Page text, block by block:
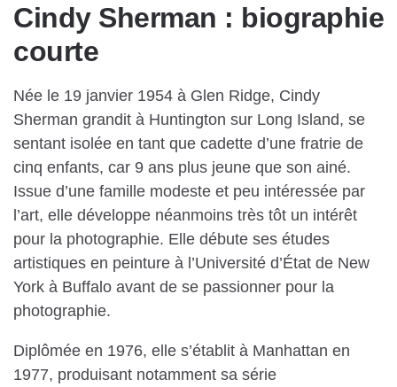
Cindy Sherman : biographie
courte
Née le 19 janvier 1954 à Glen Ridge, Cindy
Sherman grandit à Huntington sur Long Island, se
sentant isolée en tant que cadette d’une fratrie de
cinq enfants, car 9 ans plus jeune que son ainé.
Issue d’une famille modeste et peu intéressée par
l’art, elle développe néanmoins très tôt un intérêt
pour la photographie. Elle débute ses études
artistiques en peinture à l’Université d’État de New
York à Buffalo avant de se passionner pour la
photographie.
Diplômée en 1976, elle s’établit à Manhattan en
1977, produisant notamment sa série